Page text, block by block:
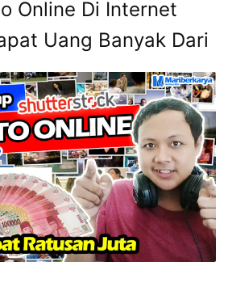
Online Di Internet
Uang Banyak Dari